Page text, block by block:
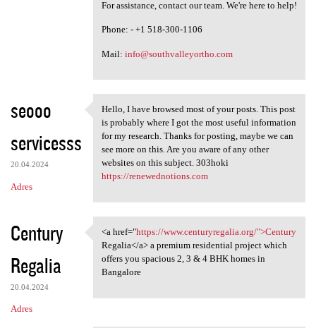
For assistance, contact our team. We're here to help!
Phone: - +1 518-300-1106
Mail: info@southvalleyortho.com
seooo
servicesss
20.04.2024
Adres
Hello, I have browsed most of
Hello, I have browsed most of your posts. This post
is probably where I got the most useful information
for my research. Thanks for posting, maybe we can
see more on this. Are you aware of any other
websites on this subject. 303hoki
https://renewednotions.com
Century
Regalia
20.04.2024
Adres
<a href="https://www
<a href="https://www.centuryregalia.org/">Century
Regalia</a> a premium residential project which
offers you spacious 2, 3 & 4 BHK homes in
Bangalore